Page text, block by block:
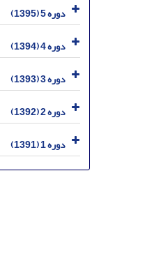
دوره 5 (1395)
دوره 4 (1394)
دوره 3 (1393)
دوره 2 (1392)
دوره 1 (1391)